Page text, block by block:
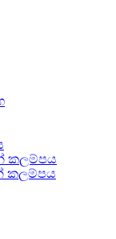
කලම්පය
කලම්පය